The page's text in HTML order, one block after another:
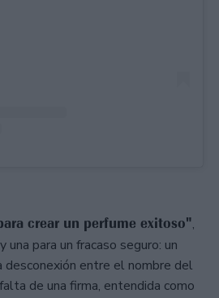
crear un perfume exitoso",
una para un fracaso seguro: un
entre el nombre del
de una firma, entendida como